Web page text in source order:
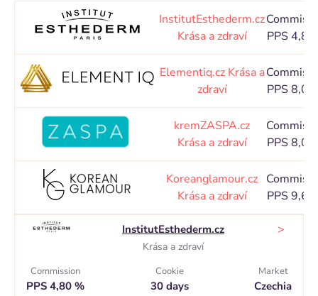
InstitutEsthederm.cz
Krása a zdraví
PPS
Elementiq.cz Krása a
zdraví
PPS
kremZASPA.cz
Krása a zdraví
PPS
Koreanglamour.cz
Krása a zdraví
PPS
InstitutEsthederm.cz
Krása a zdraví
>
Commission
PPS 4,80 %
Cookie
30 days
Market
Czechia